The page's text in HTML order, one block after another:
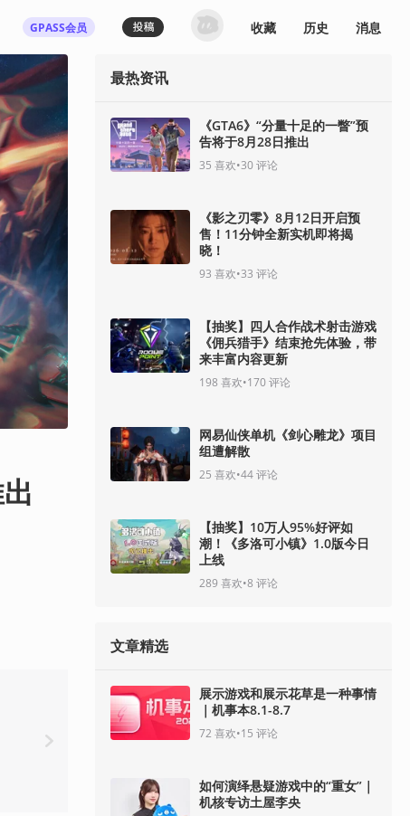
GPASS会员 收藏 历史 消息
最热资讯
《GTA6》“分量十足的一瞥”预
告将于8月28日推出
35 喜欢•30评论
《影之刃零》8月12日开启预
售！11分钟全新实机即将揭
晓！
93 喜欢•33 评论
【抽奖】四人合作战术射击游戏
《佣兵猎手》结束抢先体验，带
来丰富内容更新
198 喜欢•170评论
网易仙侠单机《剑心雕龙》项目
组遭解散
25 喜欢•44评论
【抽奖】10万人95%好评如
潮！《多洛可小镇》1.0版今日
上线
289 喜欢•8 评论
文章精选
展示游戏和展示花草是一种事情
｜机事本8.1-8.7
72 喜欢•15 评论
如何演绎悬疑游戏中的“重女”｜
机核专访土屋李央